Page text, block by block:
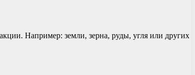
Например: земли, зерна, руды, угля или других